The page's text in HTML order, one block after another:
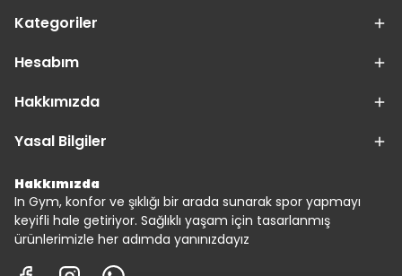
Kategoriler
Hesabım
Hakkımızda
Yasal Bilgiler
Hakkımızda
In Gym, konfor ve şıklığı bir arada sunarak spor yapmayı
keyifli hale getiriyor. Sağlıklı yaşam için tasarlanmış
ürünlerimizle her adımda yanınızdayız